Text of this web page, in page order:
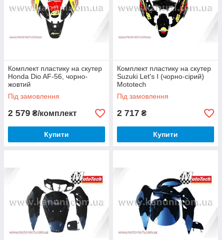
Комплект пластику на скутер
Honda Dio AF-56, чорно-
жовтий
Під замовлення
2 579 ₴/комплект
Купити
Комплект пластику на скутер
Suzuki Let's I (чорно-сірий)
Mototech
Під замовлення
2 717 ₴
Купити